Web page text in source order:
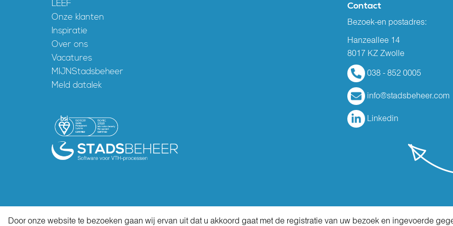
Door onze website te bezoeken gaan wij ervan uit dat u akkoord gaat met de registratie van uw bezoek en ingevoerde
LEEF
Onze klanten
Inspiratie
Over ons
Vacatures
MIJNStadsbeheer
Meld datalek
Contact
Bezoek-en postadres:
Hanzeallee 14
8017 KZ Zwolle
038 - 852 0005
info@stadsbeheer.com
Linkedin
© 2026 Stadsbeheer Algemene voorwaarden Disclaimer | Privacy verklaring | MVO-